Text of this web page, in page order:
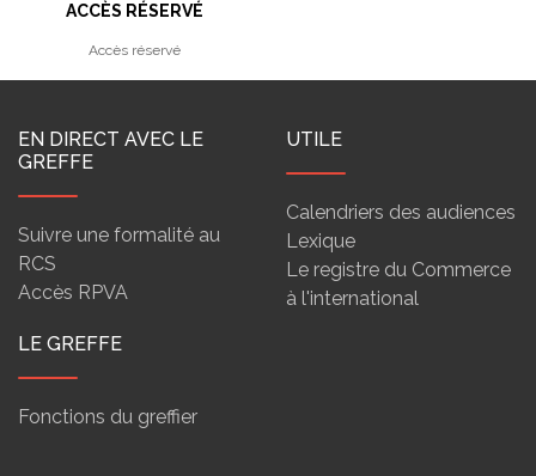
ACCÈS RÉSERVÉ
Accès réservé
EN DIRECT AVEC LE
GREFFE
Suivre une formalité au
RCS
Accès RPVA
UTILE
Calendriers des audiences
Lexique
Le registre du Commerce
à l'international
LE GREFFE
Fonctions du greffier